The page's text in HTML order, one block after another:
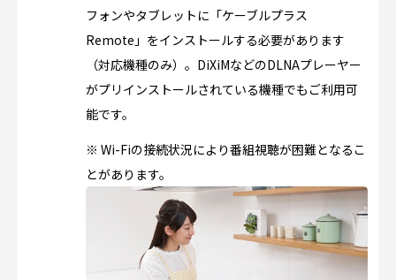
フォンやタブレットに「ケーブルプラス
Remote」をインストールする必要があります
（対応機種のみ）。DiXiMなどのDLNAプレーヤー
がプリインストールされている機種でもご利用可
能です。
※ Wi-Fiの接続状況により番組視聴が困難となるこ
とがあります。